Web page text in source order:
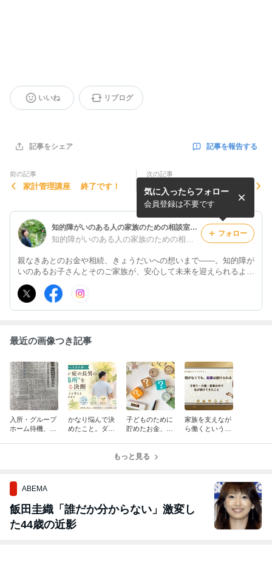
いいね リブログ
記事をシェア 記事を報告する
前の記事
家計管理講座 終了です！
次の記事
定期健診 耳垢取りです
知的障がいのある人の家族のための相談室 濱倉千晶のブログ
親なきあとのお金や相続、きょうだいへの想いまで――。知的障が
いのあるお子さんとそのご家族が、安心して未来を迎えられるよう
に、福祉制度やライフプラン、お金の準備を一緒に考える相談室で
す。
気に入ったらフォロー
会員登録は不要です
フォロー
最近の画像つき記事
入所・グループ
ホーム待機、30
かなり悩んで決
めたこと。ダウ
子どものために
貯めたお金、18
あります
家族を支えなが
ら働くというこ
もっと見る
ABEMA
飯田圭織「誰だか分からない」激変し
た44歳の近影